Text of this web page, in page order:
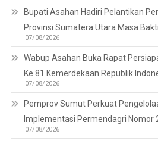
Bupati Asahan Hadiri Pelantikan
Provinsi Sumatera Utara Masa
07/08/2026
Wabup Asahan Buka Rapat
Ke 81 Kemerdekaan Republik
07/08/2026
Pemprov Sumut Perkuat
Implementasi Permendagri Nomor
07/08/2026